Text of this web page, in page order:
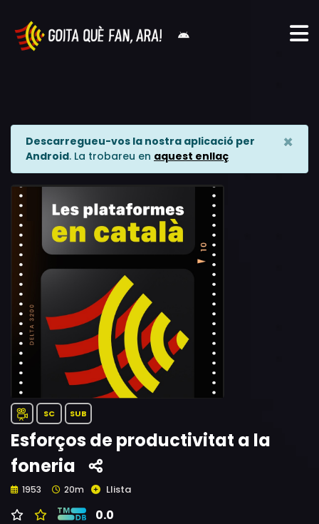
Descarregueu-vos la nostra aplicació per
Android. La trobareu en aquest enllaç
×
SC SUB
Esforços de productivitat a la
foneria
1953 20m Llista
0.0